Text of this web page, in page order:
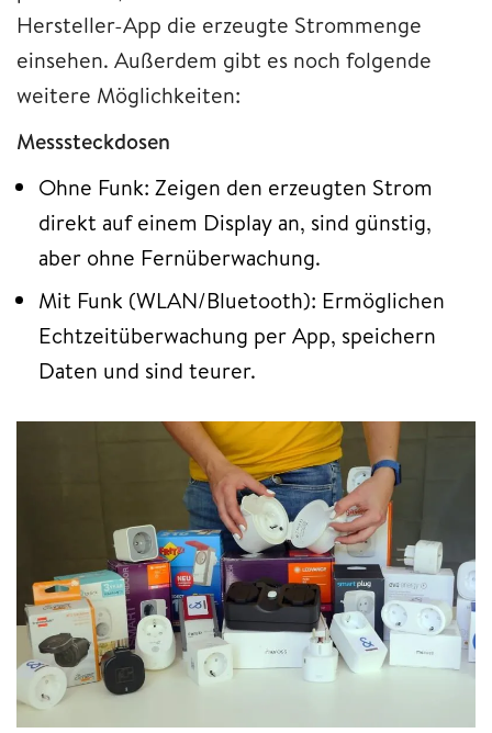
Hersteller-App die erzeugte Strommenge
einsehen. Außerdem gibt es noch folgende
weitere Möglichkeiten:
Messsteckdosen
Ohne Funk: Zeigen den erzeugten Strom
direkt auf einem Display an, sind günstig,
aber ohne Fernüberwachung.
Mit Funk (WLAN/Bluetooth): Ermöglichen
Echtzeitüberwachung per App, speichern
Daten und sind teurer.